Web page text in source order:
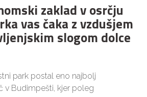
zaklad v osrčju
vas čaka z vzdušjem
slogom dolce
park postal eno najbolj
v Budimpešti, kjer poleg